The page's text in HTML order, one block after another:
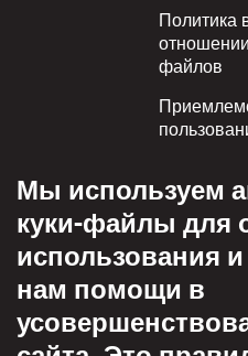
Политика
файлов
Политика
уважения
Мы используем
куки-файлы для
использования
нам помощи в